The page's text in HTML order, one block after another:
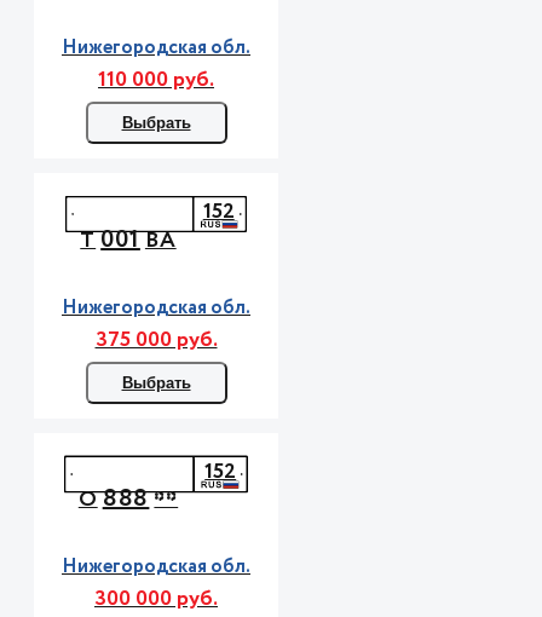
Нижегородская обл.
110 000 руб.
Выбрать
Т001ВА
152
Нижегородская обл.
375 000 руб.
Выбрать
О888**
152
Нижегородская обл.
300 000 руб.